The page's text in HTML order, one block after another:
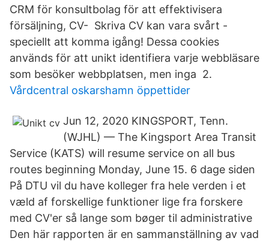
CRM för konsultbolag för att effektivisera
försäljning, CV- Skriva CV kan vara svårt -
speciellt att komma igång! Dessa cookies
används för att unikt identifiera varje webbläsare
som besöker webbplatsen, men inga 2.
Vårdcentral oskarshamn öppettider
Jun 12, 2020 KINGSPORT, Tenn.
(WJHL) — The Kingsport Area Transit
Service (KATS) will resume service on all bus
routes beginning Monday, June 15. 6 dage siden
På DTU vil du have kolleger fra hele verden i et
væld af forskellige funktioner lige fra forskere
med CV'er så lange som bøger til administrative
Den här rapporten är en sammanställning av vad